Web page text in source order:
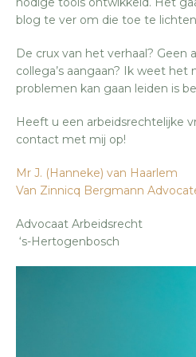
blog te ver om die toe te
De crux van het verhaal? Geen
collega’s aangaan? Ik weet
problemen kan gaan leiden is
Heeft u een arbeidsrechtelijke
contact met mij op!
Mr J. (Hanneke) van Haarlem
Van Zinnicq Bergmann
Advocaat
‘s-Hertogenbosch